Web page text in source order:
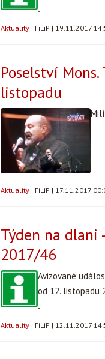
.
Aktuality | FiLiP | 19.11.2017
Poselství
listopadu
Aktuality | FiLiP | 17.11.2017
Týden na dlani -
2017/46
Avizované
od 12. listopadu
.
Aktuality | FiLiP | 12.11.2017